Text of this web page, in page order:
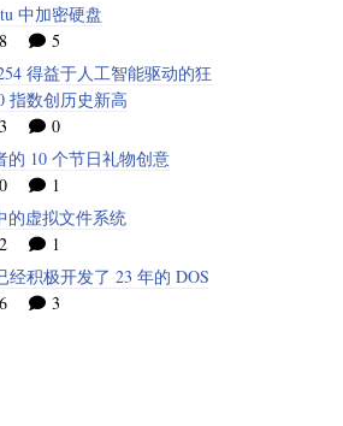
中加密硬盘
5
得益于人工智能驱动的狂
指数创历史新高
0
的 10 个节日礼物创意
1
的虚拟文件系统
1
经积极开发了 23 年的 DOS
3